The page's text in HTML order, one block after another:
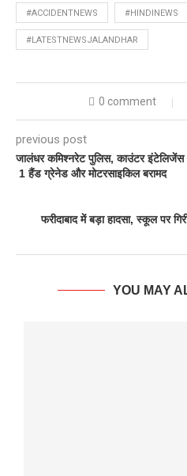
#ACCIDENTNEWS #HINDINEWS
#LATESTNEWSJALANDHAR
0 comment
previous post
जालंधर कमिश्नरेट पुलिस, काउंटर
1 हैंड ग्रेनेड और मोटरसाइकिल बरामद
फरीदाबाद में बड़ा हादसा, स्कूल पर
YOU MAY